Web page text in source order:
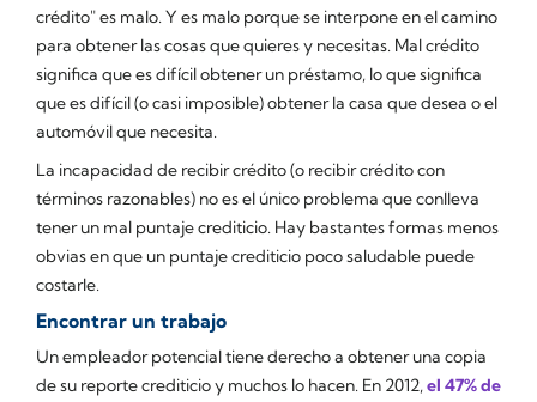
crédito" es malo. Y es malo porque se interpone en el camino
para obtener las cosas que quieres y necesitas. Mal crédito
significa que es difícil obtener un préstamo, lo que significa
que es difícil (o casi imposible) obtener la casa que desea o el
automóvil que necesita.
La incapacidad de recibir crédito (o recibir crédito con
términos razonables) no es el único problema que conlleva
tener un mal puntaje crediticio. Hay bastantes formas menos
obvias en que un puntaje crediticio poco saludable puede
costarle.
Encontrar un trabajo
Un empleador potencial tiene derecho a obtener una copia
de su reporte crediticio y muchos lo hacen. En 2012,el 47% de